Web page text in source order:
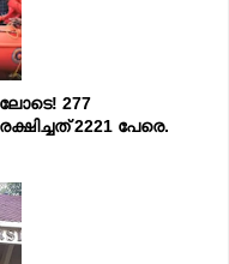
277
2221 പേരെ.